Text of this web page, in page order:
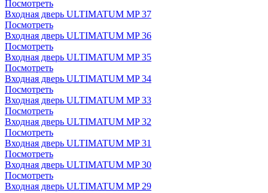
Посмотреть
Входная дверь ULTIMATUM MP 37
Посмотреть
Входная дверь ULTIMATUM MP 36
Посмотреть
Входная дверь ULTIMATUM MP 35
Посмотреть
Входная дверь ULTIMATUM MP 34
Посмотреть
Входная дверь ULTIMATUM MP 33
Посмотреть
Входная дверь ULTIMATUM MP 32
Посмотреть
Входная дверь ULTIMATUM MP 31
Посмотреть
Входная дверь ULTIMATUM MP 30
Посмотреть
Входная дверь ULTIMATUM MP 29